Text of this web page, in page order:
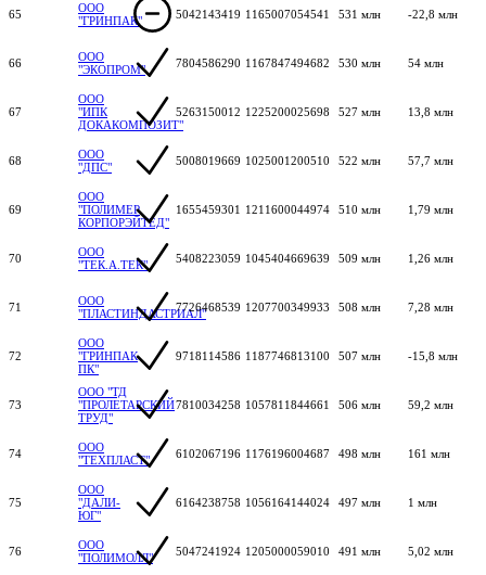
65
ООО
"ГРИНПАК"
5042143419 1165007054541 531 млн -22,8 млн
66
ООО
"ЭКОПРОМ"
7804586290 1167847494682 530 млн 54 млн
67
ООО
"ИПК
ДОКАКОМПОЗИТ"
5263150012 1225200025698 527 млн 13,8 млн
68
ООО
"ДПС"
5008019669 1025001200510 522 млн 57,7 млн
69
ООО
"ПОЛИМЕР
КОРПОРЭЙТЕД"
1655459301 1211600044974 510 млн 1,79 млн
70
ООО
"ТЕК.А.ТЕК"
5408223059 1045404669639 509 млн 1,26 млн
71
ООО
"ПЛАСТИНДАСТРИАЛ"7726468539 1207700349933 508 млн 7,28 млн
72
ООО
"ГРИНПАК
ПК"
9718114586 1187746813100 507 млн -15,8 млн
73
ООО "ТД
"ПРОЛЕТАРСКИЙ
ТРУД"
7810034258 1057811844661 506 млн 59,2 млн
74
ООО
"ТЕХПЛАСТ"
6102067196 1176196004687 498 млн 161 млн
75
ООО
"ДАЛИ-
ЮГ"
6164238758 1056164144024 497 млн 1 млн
76
ООО
"ПОЛИМОЛЛ"
5047241924 1205000059010 491 млн 5,02 млн